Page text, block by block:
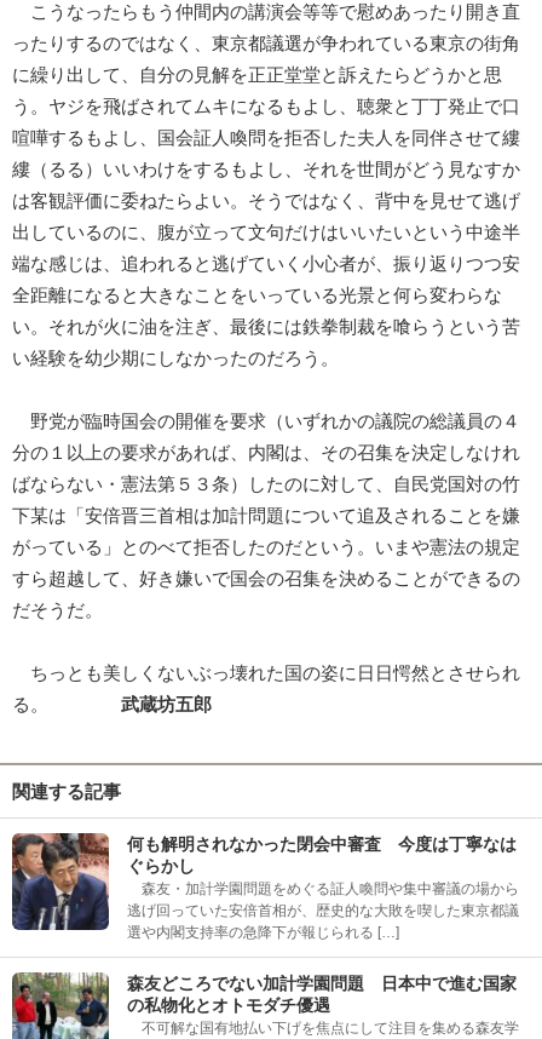
こうなったらもう仲間内の講演会等等で慰めあったり開き直
ったりするのではなく、東京都議選が争われている東京の街角
に繰り出して、自分の見解を正正堂堂と訴えたらどうかと思
う。ヤジを飛ばされてムキになるもよし、聴衆と丁丁発止で口
喧嘩するもよし、国会証人喚問を拒否した夫人を同伴させて縷
縷（るる）いいわけをするもよし、それを世間がどう見なすか
は客観評価に委ねたらよい。そうではなく、背中を見せて逃げ
出しているのに、腹が立って文句だけはいいたいという中途半
端な感じは、追われると逃げていく小心者が、振り返りつつ安
全距離になると大きなことをいっている光景と何ら変わらな
い。それが火に油を注ぎ、最後には鉄拳制裁を喰らうという苦
い経験を幼少期にしなかったのだろう。
野党が臨時国会の開催を要求（いずれかの議院の総議員の４
分の１以上の要求があれば、内閣は、その召集を決定しなけれ
ばならない・憲法第５３条）したのに対して、自民党国対の竹
下某は「安倍晋三首相は加計問題について追及されることを嫌
がっている」とのべて拒否したのだという。いまや憲法の規定
すら超越して、好き嫌いで国会の召集を決めることができるの
だそうだ。
ちっとも美しくないぶっ壊れた国の姿に日日愕然とさせられ
る。 武蔵坊五郎
関連する記事
何も解明されなかった閉会中審査 今度は丁寧なは
ぐらかし
森友・加計学園問題をめぐる証人喚問や集中審議の場から
逃げ回っていた安倍首相が、歴史的な大敗を喫した東京都議
選や内閣支持率の急降下が報じられる […]
森友どころでない加計学園問題 日本中で進む国家
の私物化とオトモダチ優遇
不可解な国有地払い下げを焦点にして注目を集める森友学